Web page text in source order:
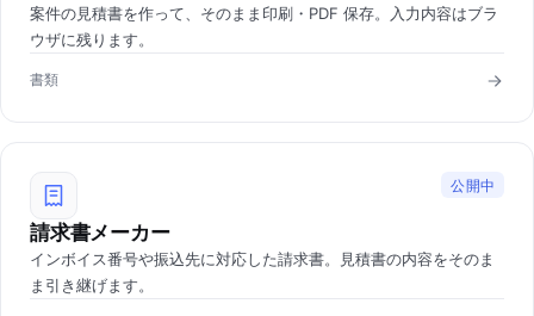
案件の見積書を作って、そのまま印刷・PDF 保存。入力内容はブラ
ウザに残ります。
書類
公開中
請求書メーカー
インボイス番号や振込先に対応した請求書。見積書の内容をそのま
ま引き継げます。